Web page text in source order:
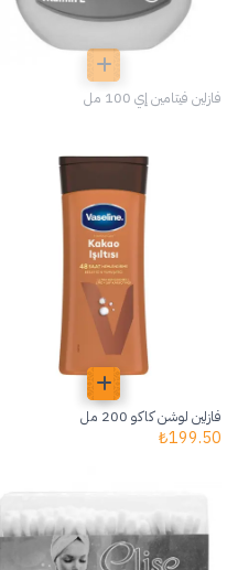
فازلين فيتامين إي 100 مل
فازلين لوشن كاكو 200 مل
199.50
₺